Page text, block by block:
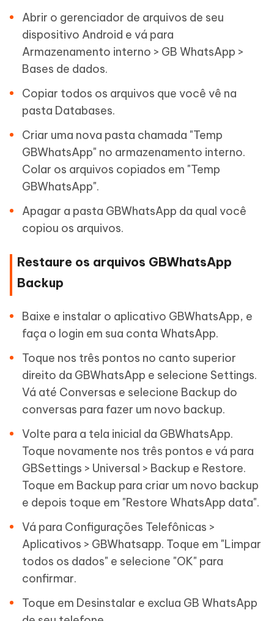
Abrir o gerenciador de arquivos de seu
dispositivo Android e vá para
Armazenamento interno > GB WhatsApp >
Bases de dados.
Copiar todos os arquivos que você vê na
pasta Databases.
Criar uma nova pasta chamada "Temp
GBWhatsApp" no armazenamento interno.
Colar os arquivos copiados em "Temp
GBWhatsApp".
Apagar a pasta GBWhatsApp da qual você
copiou os arquivos.
Restaure os arquivos GBWhatsApp
Backup
Baixe e instalar o aplicativo GBWhatsApp, e
faça o login em sua conta WhatsApp.
Toque nos três pontos no canto superior
direito da GBWhatsApp e selecione Settings.
Vá até Conversas e selecione Backup do
conversas para fazer um novo backup.
Volte para a tela inicial da GBWhatsApp.
Toque novamente nos três pontos e vá para
GBSettings > Universal > Backup e Restore.
Toque em Backup para criar um novo backup
e depois toque em "Restore WhatsApp data".
Vá para Configurações Telefônicas >
Aplicativos > GBWhatsapp. Toque em "Limpar
todos os dados" e selecione "OK" para
confirmar.
Toque em Desinstalar e exclua GB WhatsApp